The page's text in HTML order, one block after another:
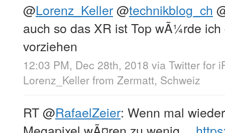
@Lorenz_Keller@technikblog_ch
auch so das XR ist Top wÃ¼rde
vorziehen
12:03 PM, Dec 28th, 2018 via Twitter for
Lorenz_Keller from Zermatt, Schweiz
RT@RafaelZeier: Wenn mal